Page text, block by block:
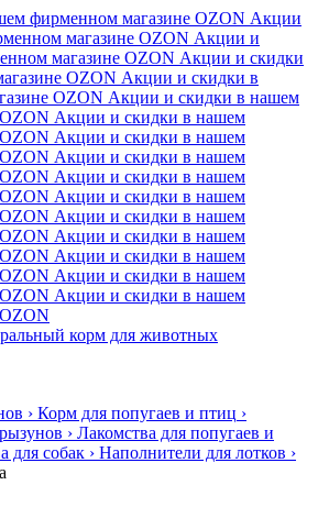
фирменном магазине OZON Акции
магазине OZON Акции и
магазине OZON Акции и скидки
OZON Акции и скидки в
OZON Акции и скидки в нашем
OZON Акции и скидки в нашем
OZON Акции и скидки в нашем
OZON Акции и скидки в нашем
OZON Акции и скидки в нашем
OZON Акции и скидки в нашем
OZON Акции и скидки в нашем
OZON Акции и скидки в нашем
OZON Акции и скидки в нашем
OZON Акции и скидки в нашем
OZON Акции и скидки в нашем
OZON
корм для животных
› Корм для попугаев и птиц ›
› Лакомства для попугаев и
для собак › Наполнители для лотков ›